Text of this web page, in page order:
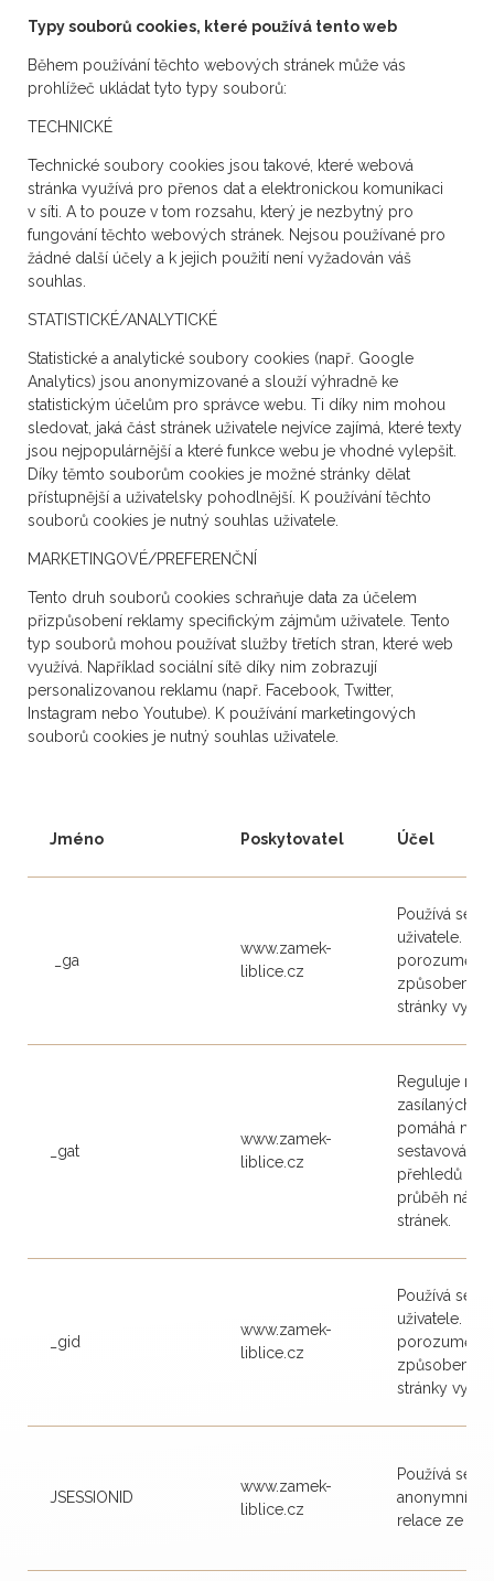
Typy souborů cookies, které používá tento web
Během používání těchto webových stránek může vás
prohlížeč ukládat tyto typy souborů:
TECHNICKÉ
Technické soubory cookies jsou takové, které webová
stránka využívá pro přenos dat a elektronickou komunikaci
v síti. A to pouze v tom rozsahu, který je nezbytný pro
fungování těchto webových stránek. Nejsou používané pro
žádné další účely a k jejich použití není vyžadován váš
souhlas.
STATISTICKÉ/ANALYTICKÉ
Statistické a analytické soubory cookies (např. Google
Analytics) jsou anonymizované a slouží výhradně ke
statistickým účelům pro správce webu. Ti díky nim mohou
sledovat, jaká část stránek uživatele nejvíce zajímá, které texty
jsou nejpopulárnější a které funkce webu je vhodné vylepšit.
Díky těmto souborům cookies je možné stránky dělat
přístupnější a uživatelsky pohodlnější. K používání těchto
souborů cookies je nutný souhlas uživatele.
MARKETINGOVÉ/PREFERENČNÍ
Tento druh souborů cookies schraňuje data za účelem
přizpůsobení reklamy specifickým zájmům uživatele. Tento
typ souborů mohou používat služby třetích stran, které web
využívá. Například sociální sítě díky nim zobrazují
personalizovanou reklamu (např. Facebook, Twitter,
Instagram nebo Youtube). K používání marketingových
souborů cookies je nutný souhlas uživatele.
Jméno Poskytovatel Účel
_ga
www.zamek-
liblice.cz
Používá se
uživatele.
porozumět,
způsobem
stránky
_gat
www.zamek-
liblice.cz
Reguluje
zasílaných
pomáhá
sestavování
přehledů
průběh
stránek.
_gid
www.zamek-
liblice.cz
Používá se
uživatele.
porozumět,
způsobem
stránky
JSESSIONID
www.zamek-
liblice.cz
Používá se
anonymní
relace ze